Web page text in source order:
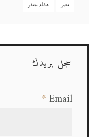
مصر
هشام جعفر
سجل بريدك
Email
*